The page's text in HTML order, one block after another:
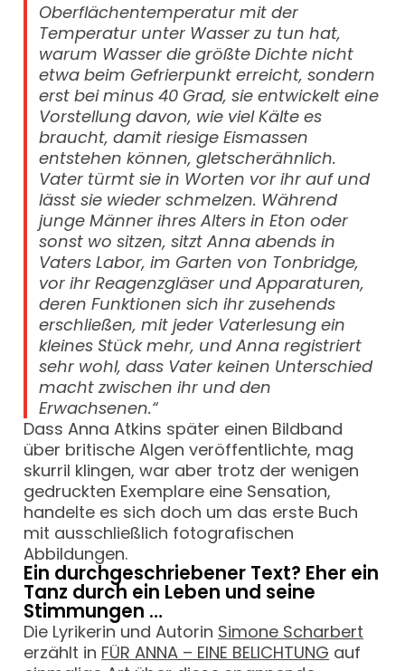
Oberflächentemperatur mit der
Temperatur unter Wasser zu tun hat,
warum Wasser die größte Dichte nicht
etwa beim Gefrierpunkt erreicht, sondern
erst bei minus 40 Grad, sie entwickelt eine
Vorstellung davon, wie viel Kälte es
braucht, damit riesige Eismassen
entstehen können, gletscherähnlich.
Vater türmt sie in Worten vor ihr auf und
lässt sie wieder schmelzen. Während
junge Männer ihres Alters in Eton oder
sonst wo sitzen, sitzt Anna abends in
Vaters Labor, im Garten von Tonbridge,
vor ihr Reagenzgläser und Apparaturen,
deren Funktionen sich ihr zusehends
erschließen, mit jeder Vaterlesung ein
kleines Stück mehr, und Anna registriert
sehr wohl, dass Vater keinen Unterschied
macht zwischen ihr und den
Erwachsenen.“
Dass Anna Atkins später einen Bildband
über britische Algen veröffentlichte, mag
skurril klingen, war aber trotz der wenigen
gedruckten Exemplare eine Sensation,
handelte es sich doch um das erste Buch
mit ausschließlich fotografischen
Abbildungen.
Ein durchgeschriebener Text? Eher ein
Tanz durch ein Leben und seine
Stimmungen …
Die Lyrikerin und Autorin Simone Scharbert
erzählt in FÜR ANNA – EINE BELICHTUNG auf